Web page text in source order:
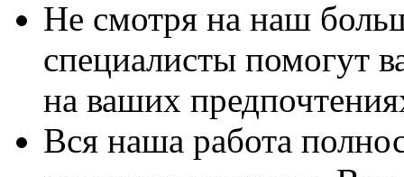
Не смотря на наш
специалисты помогут
на ваших
Вся наша работа